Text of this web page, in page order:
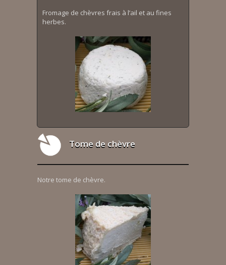
Fromage de chèvres frais à l’ail et au fines
herbes.
Tome de chèvre
Notre tome de chèvre.